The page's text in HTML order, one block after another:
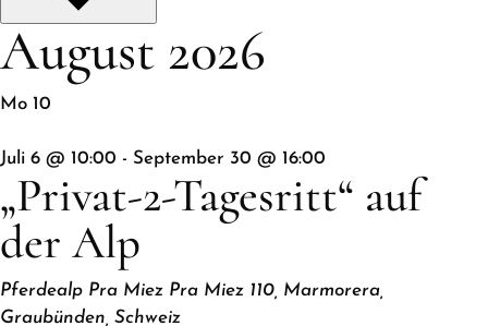
August 2026
Mo 10
Juli 6 @ 10:00 - September 30 @ 16:00
„Privat-2-Tagesritt“ auf
der Alp
Pferdealp Pra Miez Pra Miez 110, Marmorera,
Graubünden, Schweiz